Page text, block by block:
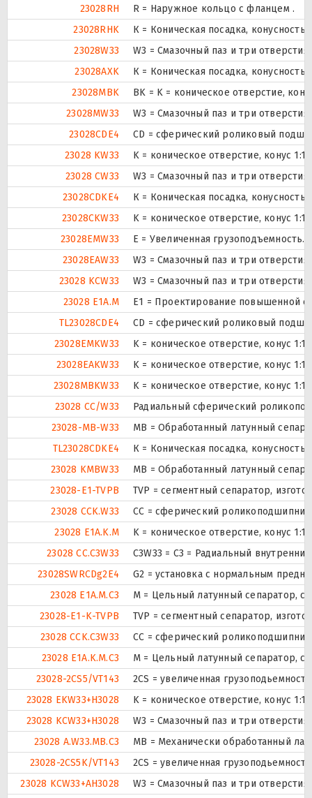
23028RH
R = Наружное кольцо с фланцем .
23028RHK
К = Коническая посадка, конусность
23028W33
W3 = Смазочный паз и три
23028AXK
К = Коническая посадка, конусность
23028MBK
BK = K = коническое отверстие,
23028MW33
W3 = Смазочный паз и три
23028CDE4
CD = сферический роликовый
23028 KW33
K = коническое отверстие, конус
23028 CW33
W3 = Смазочный паз и три
23028CDKE4
К = Коническая посадка, конусность
23028CKW33
K = коническое отверстие, конус
23028EMW33
E = Увеличенная
23028EAW33
W3 = Смазочный паз и три
23028 KCW33
W3 = Смазочный паз и три
23028 E1A.M
E1 = Проектирование повышенной
TL23028CDE4
CD = сферический роликовый
23028EMKW33
K = коническое отверстие, конус
23028EAKW33
K = коническое отверстие, конус
23028MBKW33
K = коническое отверстие, конус
23028 CC/W33
Радиальный сферический
23028-MB-W33
MB = Обработанный латунный
TL23028CDKE4
К = Коническая посадка, конусность
23028 KMBW33
MB = Обработанный латунный
23028-E1-TVPB
TVP = сегментный сепаратор,
23028 CCK.W33
CC = сферический
23028 E1A.K.M
K = коническое отверстие, конус
23028 CC.C3W33
C3W33 = C3 = Радиальный
23028SWRCDg2E4
G2 = установка с нормальным
23028 E1A.M.C3
M = Цельный латунный сепаратор,
23028-E1-K-TVPB
TVP = сегментный сепаратор,
23028 CCK.C3W33
CC = сферический
23028 E1A.K.M.C3
M = Цельный латунный сепаратор,
23028-2CS5/VT143
2CS = увеличенная
23028 EKW33+H3028
K = коническое отверстие, конус
23028 KCW33+H3028
W3 = Смазочный паз и три
23028 A.W33.MB.C3
MB = Механически обработанный
23028-2CS5K/VT143
2CS = увеличенная
23028 KCW33+AH3028
W3 = Смазочный паз и три